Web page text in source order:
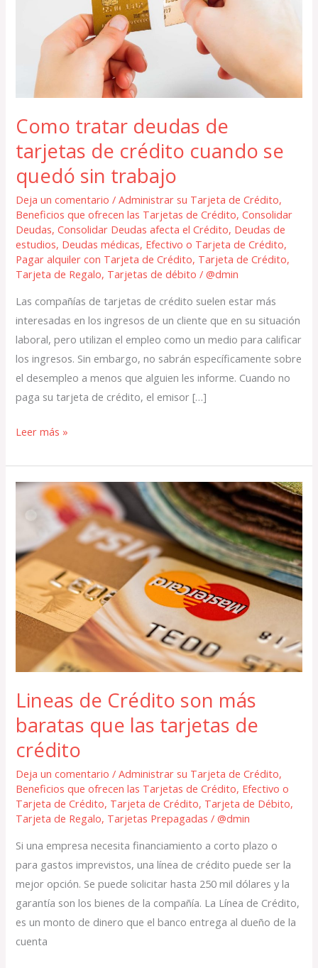
Como tratar deudas de
tarjetas de crédito cuando se
quedó sin trabajo
Deja un comentario /Administrar su Tarjeta de Crédito,
Beneficios que ofrecen las Tarjetas de Crédito,Consolidar
Deudas,Consolidar Deudas afecta el Crédito, Deudas de
estudios, Deudas médicas, Efectivo o Tarjeta de Crédito,
Pagar alquiler con Tarjeta de Crédito, Tarjeta de Crédito,
Tarjeta de Regalo, Tarjetas de débito /@dmin
Las compañías de tarjetas de crédito suelen estar más
interesadas en los ingresos de un cliente que en su situación
laboral, pero utilizan el empleo como un medio para calificar
los ingresos. Sin embargo, no sabrán específicamente sobre
el desempleo a menos que alguien les informe. Cuando no
paga su tarjeta de crédito, el emisor […]
crédito
cuando
quedó
trabajo
Leer más »
Lineas de Crédito son más
baratas que las tarjetas de
crédito
Deja un comentario /Administrar su Tarjeta de Crédito,
Beneficios que ofrecen las Tarjetas de Crédito, Efectivo o
Tarjeta de Crédito, Tarjeta de Crédito, Tarjeta de Débito,
Tarjeta de Regalo, Tarjetas Prepagadas /@dmin
Si una empresa necesita financiamiento a corto plazo o
para gastos imprevistos, una línea de crédito puede ser la
mejor opción. Se puede solicitar hasta 250 mil dólares y la
garantía son los bienes de la compañía. La Línea de Crédito,
es un monto de dinero que el banco entrega al dueño de la
cuenta
Lineas
son
más
baratas
que
las
tarjetas